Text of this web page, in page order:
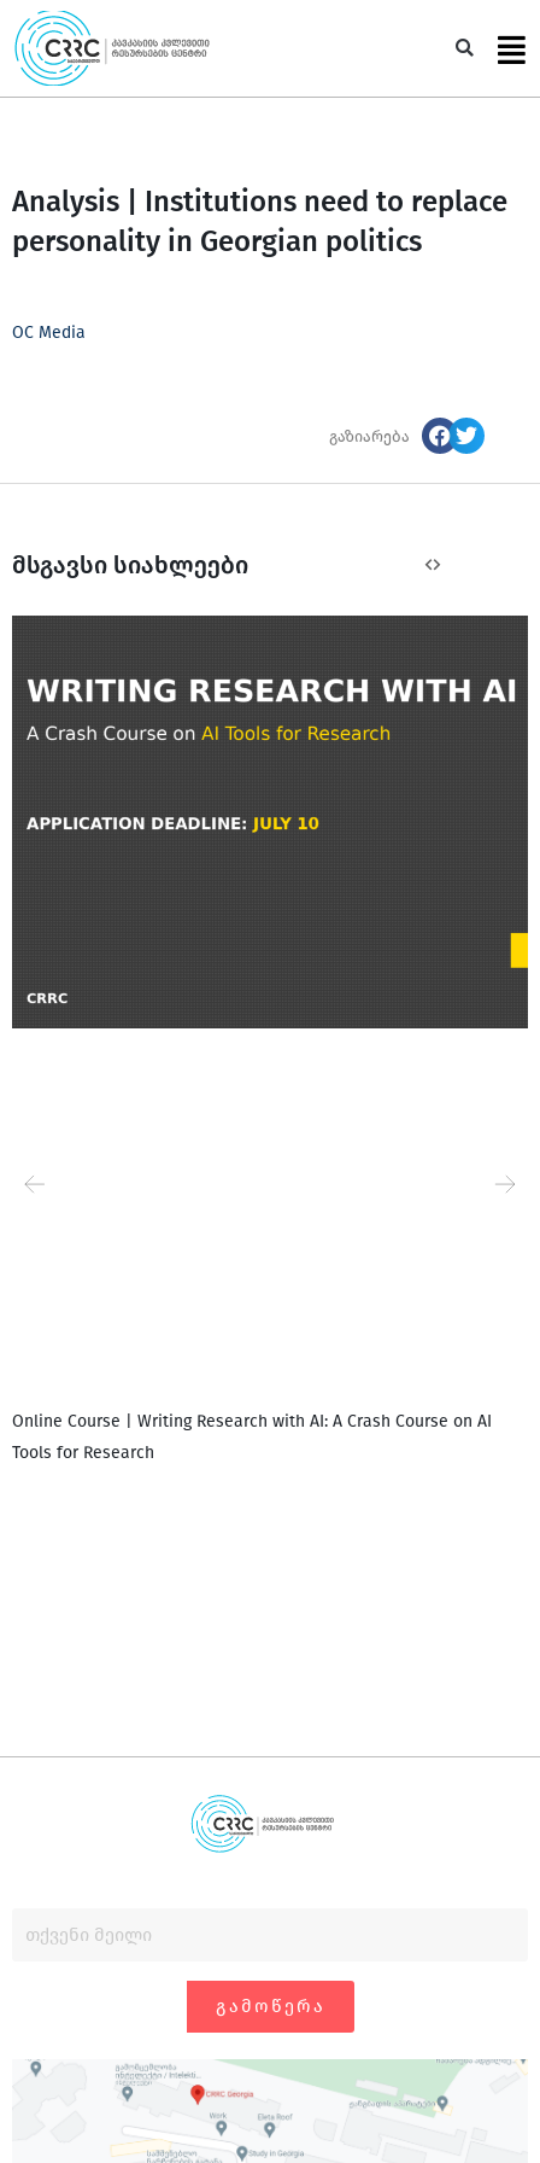
Skip
to
content
Analysis | Institutions need to replace
personality in Georgian politics
OC Media
გაზიარება
მსგავსი სიახლეები
Online Course | Writing Research with AI: A Crash Course on AI
Tools for Research
ᲒᲐᲛᲝᲬᲔᲠᲐ